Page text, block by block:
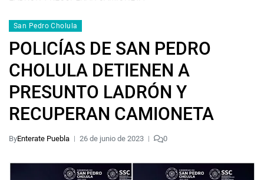
San Pedro Cholula
POLICÍAS DE SAN PEDRO
CHOLULA DETIENEN A
PRESUNTO LADRÓN Y
RECUPERAN CAMIONETA
ByEnterate Puebla 26 de junio de 2023 0